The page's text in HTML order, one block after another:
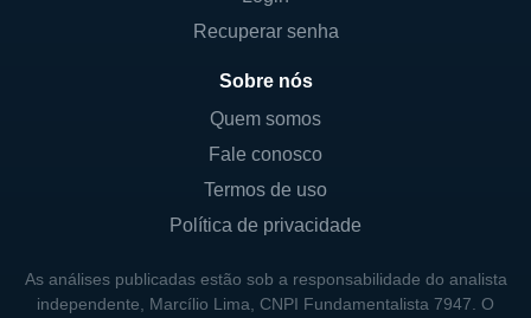
mercado de saúde está em constante
A companhia identifica oportunidades de
expansão não apenas em bases
metodológicas de pesquisa, mas também
através da identificação de necessidades
contra a perda auditiva e o zumbido.
Recuperar senha
Sobre nós
Quem somos
Fale conosco
Termos de uso
Política de privacidade
As análises publicadas estão sob a responsabilidade do analista
independente, Marcílio Lima, CNPI Fundamentalista 7947. O